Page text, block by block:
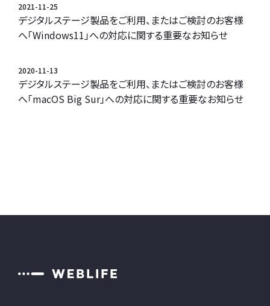
2021-11-25
デジタルステージ製品をご利用、またはご検討のお客様
へ「Windows11」への対応に関する重要なお知らせ
2020-11-13
デジタルステージ製品をご利用、またはご検討のお客様
へ「macOS Big Sur」への対応に関する重要なお知らせ